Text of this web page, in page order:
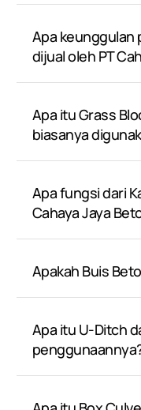
Apa keunggulan
dijual oleh PT
Apa itu Grass
biasanya
Apa fungsi dari
Cahaya Jaya
Apakah Buis
Apa itu U-Ditch